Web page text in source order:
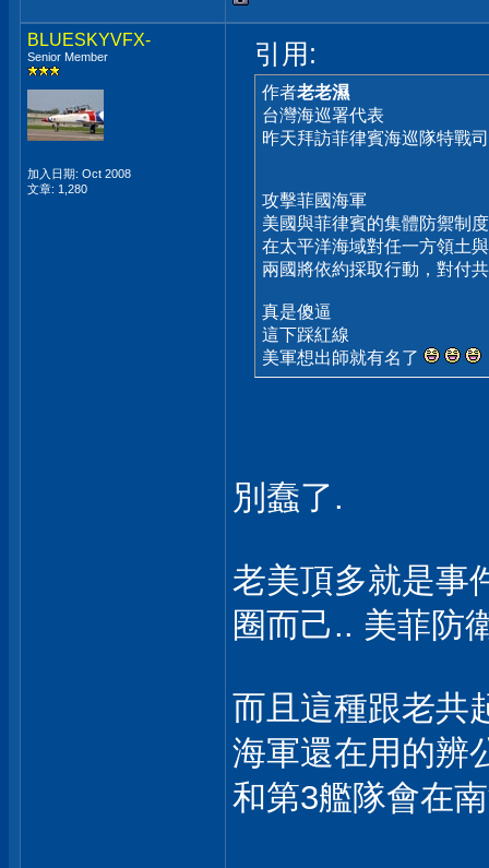
BLUESKYVFX-
Senior Member
加入日期: Oct 2008
文章: 1,280
引用:
作者老老濕
台灣海巡署代表
昨天拜訪菲律賓海巡隊特戰
攻擊菲國海軍
美國與菲律賓的集體防禦制度
在太平洋海域對任一方領土
兩國將依約採取行動，對付
真是傻逼
這下踩紅線
美軍想出師就有名了
別蠢了.
老美頂多就是事
圈而己.. 美菲防
而且這種跟老共
海軍還在用的辨
和第3艦隊會在